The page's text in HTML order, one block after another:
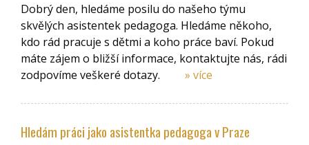
Dobrý den, hledáme posilu do našeho týmu
skvělých asistentek pedagoga. Hledáme někoho,
kdo rád pracuje s dětmi a koho práce baví. Pokud
máte zájem o bližší informace, kontaktujte nás, rádi
zodpovíme veškeré dotazy.
» více
Hledám práci jako asistentka pedagoga v Praze